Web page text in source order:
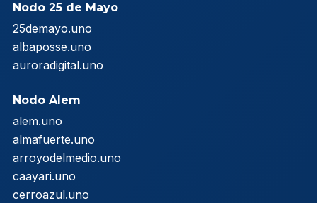
Nodo 25 de Mayo
25demayo.uno
albaposse.uno
auroradigital.uno
Nodo Alem
alem.uno
almafuerte.uno
arroyodelmedio.uno
caayari.uno
cerroazul.uno